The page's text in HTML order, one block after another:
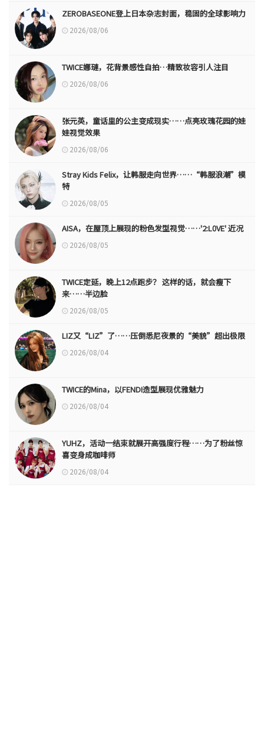
ZEROBASEONE登上日本杂志封面，稳固的全球影响力
2026/08/06
TWICE娜璉，花背景感性自拍…精致妆容引人注目
2026/08/06
张元英，童话里的公主变成现实……点亮玫瑰花园的娃
娃视觉效果
2026/08/06
Stray Kids Felix，让韩服走向世界……“韩服浪潮”模
特
2026/08/05
AISA，在屋顶上展现的粉色发型视觉……'2:L0VE' 近况
2026/08/05
TWICE定延，晚上12点跑步？ 这样的话，就会瘦下
来……半边脸
2026/08/05
LIZ又“LIZ”了……压倒悉尼夜景的“美貌”超出极限
2026/08/04
TWICE的Mina，以FENDI造型展现优雅魅力
2026/08/04
YUHZ，活动一结束就展开高强度行程……为了粉丝惊
喜变身成咖啡师
2026/08/04